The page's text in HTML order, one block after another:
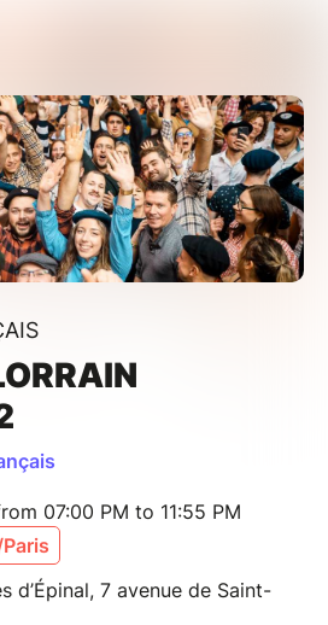
07:00 PM to 11:55 PM
d’Épinal, 7 avenue de Saint-